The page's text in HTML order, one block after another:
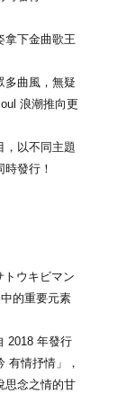
拿下金曲歌王
多曲風，無疑
浪潮推向更
，以不同主題
發行！
トウキビマン
的重要元素
2018 年發行
有情抒情」，
思念之情的甘